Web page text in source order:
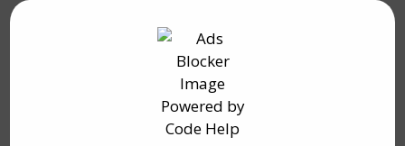
fünf Original-Fortsetzungen von „Rocky“. Im Jahr
2006 trat er zum letzten Mal in dieser Rolle auf.
Neben „Chinatown“ (1974) sind „Der Pate von
Greenwich Village“ (1984) und „Es war einmal in